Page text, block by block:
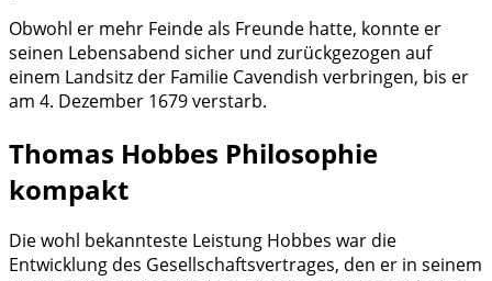
Obwohl er mehr Feinde als Freunde hatte, konnte er
seinen Lebensabend sicher und zurückgezogen auf
einem Landsitz der Familie Cavendish verbringen, bis er
am 4. Dezember 1679 verstarb.
Thomas Hobbes Philosophie
kompakt
Die wohl bekannteste Leistung Hobbes war die
Entwicklung des Gesellschaftsvertrages, den er in seinem